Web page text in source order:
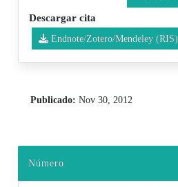
Descargar cita
Endnote/Zotero/Mendeley (RIS)
Publicado: Nov 30, 2012
Número